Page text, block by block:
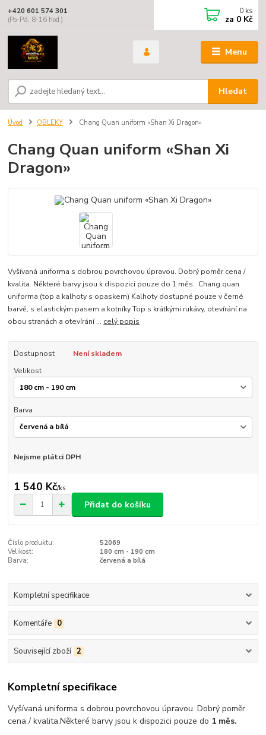
Menu
Hledat
+420 601 574 301
(Po-Pá, 8-16 hod.)
0 ks
za 0 Kč
Úvod OBLEKY Chang Quan uniform «Shan Xi Dragon»
Chang Quan uniform «Shan Xi
Dragon»
Vyšívaná uniforma s dobrou povrchovou úpravou. Dobrý poměr cena /
kvalita. Některé barvy jsou k dispozici pouze do 1 měs. Chang quan
uniforma (top a kalhoty s opaskem) Kalhoty dostupné pouze v černé
barvě, s elastickým pasem a kotníky Top s krátkými rukávy, otevírání na
obou stranách a otevírání ... celý popis
Dostupnost
Není skladem
Velikost
Barva
Nejsme plátci DPH
1 540 Kč/ks
Přidat do košíku
Číslo produktu:
52069
Velikost:
180 cm - 190 cm
Barva:
červená a bílá
Kompletní specifikace
Komentáře 0
Související zboží 2
Kompletní specifikace
Vyšívaná uniforma s dobrou povrchovou úpravou. Dobrý poměr
cena / kvalita.Některé barvy jsou k dispozici pouze do 1 měs.